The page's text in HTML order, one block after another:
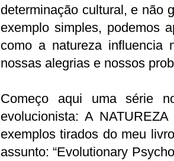
determinação cultural, e não
exemplo simples, podemos
como a natureza influencia
nossas alegrias e nossos
Começo aqui uma série
evolucionista: A
exemplos tirados do meu
assunto: “Evolutionary